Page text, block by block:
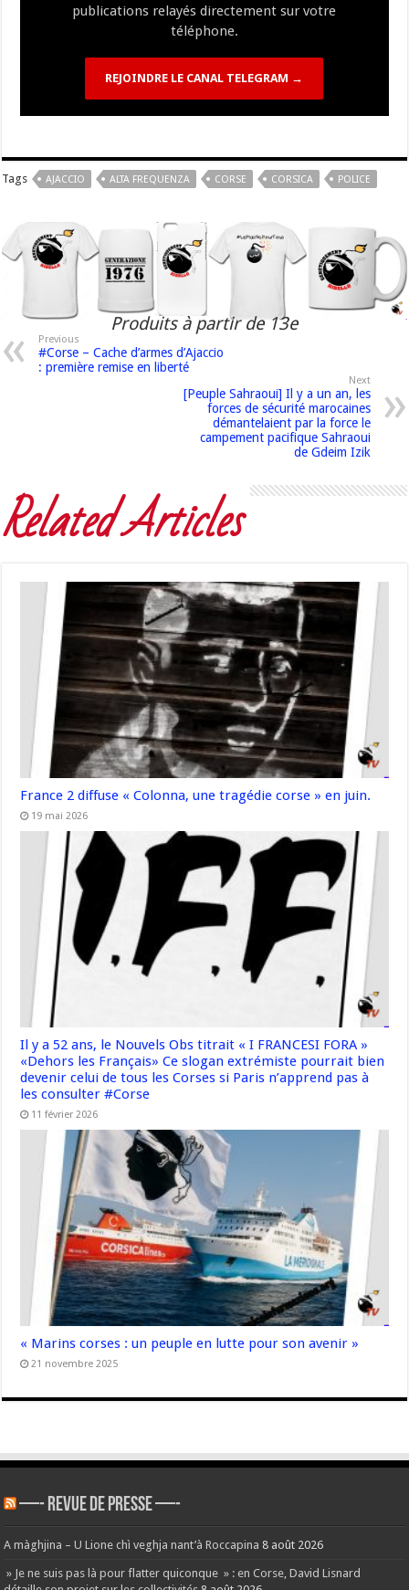
publications relayés directement sur votre
téléphone.
REJOINDRE LE CANAL TELEGRAM →
Tags AJACCIO ALTA FREQUENZA CORSE CORSICA POLICE
Produits à partir de 13e
Previous
#Corse – Cache d’armes d’Ajaccio
: première remise en liberté
Next
[Peuple Sahraoui] Il y a un an, les
forces de sécurité marocaines
démantelaient par la force le
campement pacifique Sahraoui
de Gdeim Izik
Related Articles
France 2 diffuse « Colonna, une tragédie corse » en juin.
19 mai 2026
Il y a 52 ans, le Nouvels Obs titrait « I FRANCESI FORA »
«Dehors les Français» Ce slogan extrémiste pourrait bien
devenir celui de tous les Corses si Paris n’apprend pas à
les consulter #Corse
11 février 2026
« Marins corses : un peuple en lutte pour son avenir »
21 novembre 2025
—- REVUE DE PRESSE —-
A màghjina – U Lione chì veghja nant’à Roccapina 8 août 2026
» Je ne suis pas là pour flatter quiconque » : en Corse, David Lisnard